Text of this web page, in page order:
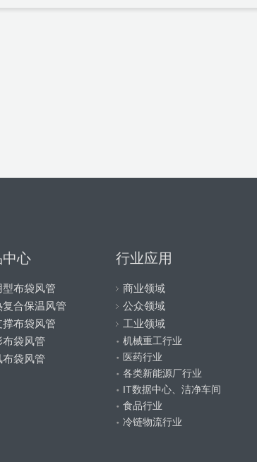
中心
型布袋风管
复合保温风管
撑布袋风管
布袋风管
布袋风管
行业应用
商业领域
公众领域
工业领域
机械重工行业
医药行业
各类新能源厂行业
IT数据中心、洁净车间
食品行业
冷链物流行业